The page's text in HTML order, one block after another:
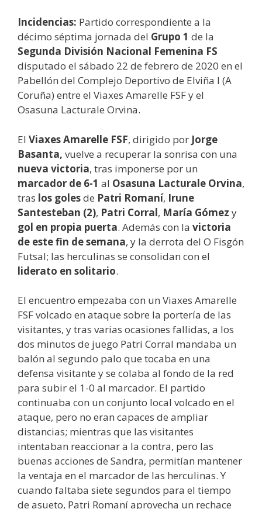
Incidencias: Partido correspondiente a la
décimo séptima jornada del Grupo 1 de la
Segunda División Nacional Femenina FS
disputado el sábado 22 de febrero de 2020 en el
Pabellón del Complejo Deportivo de Elviña I (A
Coruña) entre el Viaxes Amarelle FSF y el
Osasuna Lacturale Orvina.
El Viaxes Amarelle FSF, dirigido por Jorge
Basanta, vuelve a recuperar la sonrisa con una
nueva victoria, tras imponerse por un
marcador de 6-1 al Osasuna Lacturale Orvina,
tras los golesde Patri Romaní, Irune
Santesteban (2), Patri Corral, María Gómez y
gol en propia puerta. Además con la victoria
de este fin de semana, y la derrota del O Fisgón
Futsal; las herculinas se consolidan con el
liderato en solitario.
El encuentro empezaba con un Viaxes Amarelle
FSF volcado en ataque sobre la portería de las
visitantes, y tras varias ocasiones fallidas, a los
dos minutos de juego Patri Corral mandaba un
balón al segundo palo que tocaba en una
defensa visitante y se colaba al fondo de la red
para subir el 1-0 al marcador. El partido
continuaba con un conjunto local volcado en el
ataque, pero no eran capaces de ampliar
distancias; mientras que las visitantes
intentaban reaccionar a la contra, pero las
buenas acciones de Sandra, permitían mantener
la ventaja en el marcador de las herculinas. Y
cuando faltaba siete segundos para el tiempo
de asueto, Patri Romaní aprovecha un rechace